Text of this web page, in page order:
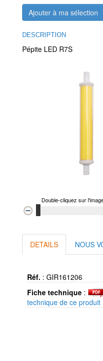
Ajouter à ma sélection
DESCRIPTION
Pépite LED R7S
Double-cliquez sur
DETAILS NOUS
Réf. : GIR161206
Fiche technique :
technique de ce produit